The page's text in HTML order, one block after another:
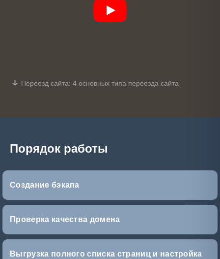
Переезд сайта: 4 основных типа переезда сайта
Порядок работы
Создание бэкапа
Проверка качества домена
Выгрузка полного списка страниц и настройка